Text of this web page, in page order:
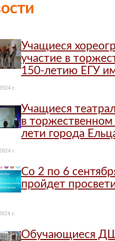
г.
Учащиеся
участие в
150-летию ЕГУ
г.
Учащиеся
в
лети города
г.
Со 2 по 6
пройдет
Обучающиеся